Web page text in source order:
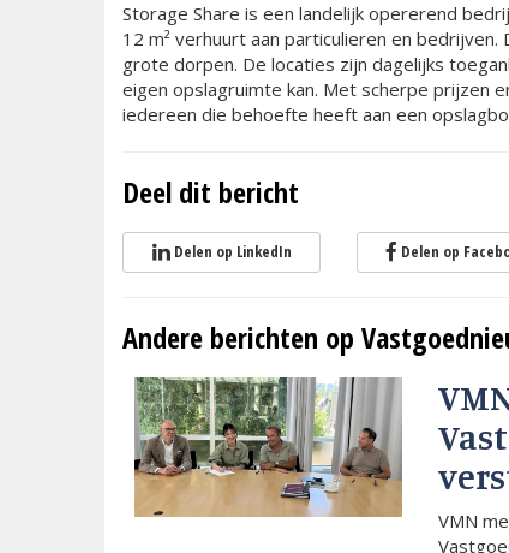
Storage Share is een landelijk opererend
12 m² verhuurt aan particulieren en
grote dorpen. De locaties zijn dagelijks
eigen opslagruimte kan. Met scherpe prijzen
iedereen die behoefte heeft aan een
Deel dit bericht
Delen op LinkedIn Delen op
Andere berichten op
VMN